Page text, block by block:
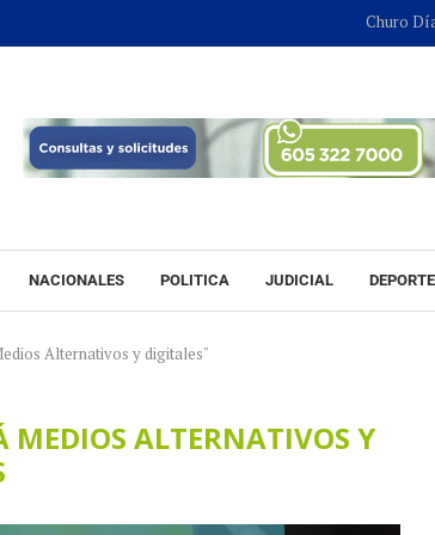
Churo Díaz
NACIONALES POLITICA JUDICIAL
Alternativos y digitales"
MEDIOS ALTERNATIVOS Y